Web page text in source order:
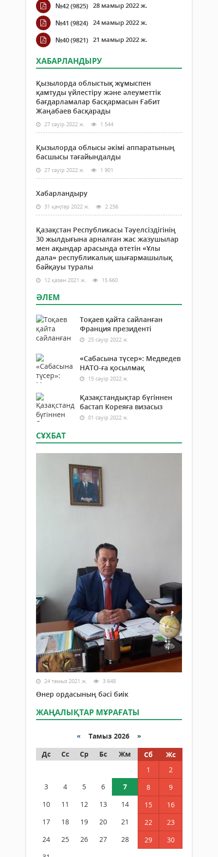
№42 (9825)
28 мамыр 2022 ж.
№41 (9824)
24 мамыр 2022 ж.
№40 (9821)
21 мамыр 2022 ж.
ХАБАРЛАНДЫРУ
Қызылорда облыстық жұмыспен
қамтуды үйлестіру және әлеуметтік
бағдарламалар басқармасын Ғабит
Жаңабаев басқарады
27 сәуір 2022 ж. 1 544
Қызылорда облысы әкімі аппаратының
басшысы тағайындалды
27 сәуір 2022 ж. 1 901
Хабарландыру
31 қаңтар 2022 ж. 2 256
Қазақстан Республикасы Тәуелсіздігінің
30 жылдығына арналған жас жазушылар
мен ақындар арасында өтетін «Ұлы
дала» республикалық шығармашылық
байқауы туралы
12 қазан 2021 ж. 15 660
ӘЛЕМ
Тоқаев қайта сайланған
Франция президенті
25 сәуір 2022 ж.
«Сабасына түсер»: Медведев
НАТО-ға қосылмақ
15 сәуір 2022 ж.
Қазақстандықтар бүгіннен
бастап Кореяға визасыз
01 сәуір 2022 ж.
СҰХБАТ
24 тамыз 2021 ж. 3 648
Өнер ордасының бәсі биік
ЖАҢАЛЫҚТАР МҰРАҒАТЫ
« Тамыз 2026 »
Дс
Сс Ср Бс Жм Сб
Жс
1
2
3
4 5 6 7 8
9
10
11 12 13 14 15
16
17
18 19 20 21 22
23
24
25 26 27 28 29
30